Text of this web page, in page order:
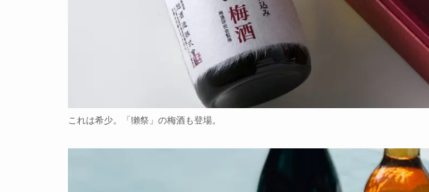
これは希少。「獺祭」の梅酒も登場。